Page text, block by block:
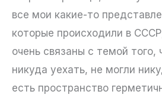
все мои какие-то
которые происходили в
очень связаны с темой
никуда уехать, не могли
есть пространство